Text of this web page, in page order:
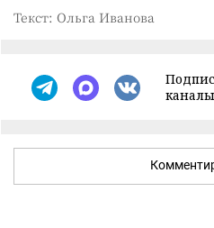
Текст: Ольга Иванова
каналы